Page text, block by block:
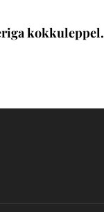
kokkuleppel.